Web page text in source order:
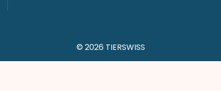
© 2026 TIERSWISS